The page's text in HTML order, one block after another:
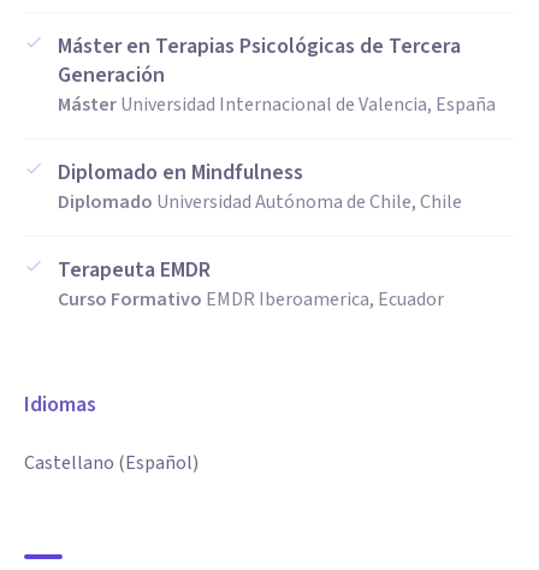
Máster en Terapias Psicológicas de Tercera
Generación
MásterUniversidad Internacional de Valencia, España
Diplomado en Mindfulness
Diplomado Universidad Autónoma de Chile, Chile
Terapeuta EMDR
Curso Formativo EMDR Iberoamerica, Ecuador
Idiomas
Castellano (Español)